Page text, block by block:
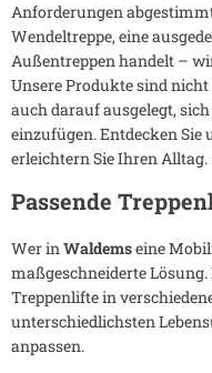
Anforderungen
Wendeltreppe, eine
Außentreppen handelt –
Unsere Produkte sind
auch darauf ausgelegt,
einzufügen. Entdecken Sie
erleichtern Sie Ihren Alltag.
Passende
Wer inWaldemseine
maßgeschneiderte
Treppenlifte in
unterschiedlichsten
anpassen.